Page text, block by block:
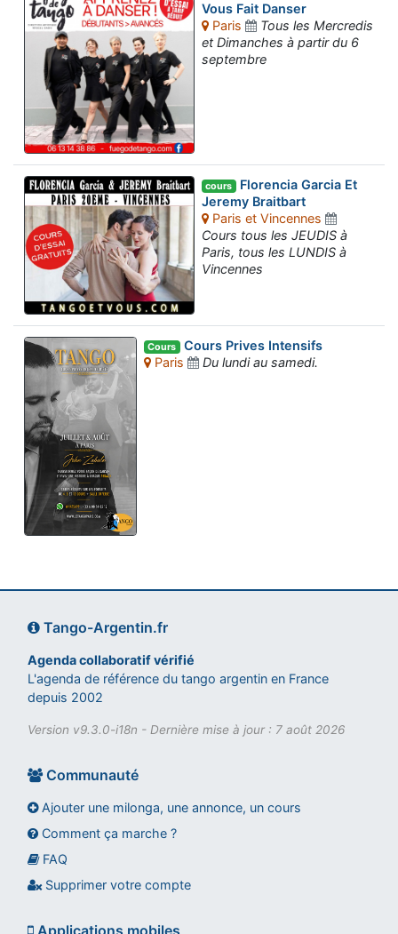
Vous Fait Danser
Paris
Tous les Mercredis
et Dimanches à partir du 6
septembre
cours Florencia Garcia Et
Jeremy Braitbart
Paris et Vincennes
Cours tous les JEUDIS à
Paris, tous les LUNDIS à
Vincennes
Cours Cours Prives Intensifs
Paris
Du lundi au samedi.
Tango-Argentin.fr
Agenda collaboratif vérifié
L'agenda de référence du tango argentin en France
depuis 2002
Version v9.3.0-i18n - Dernière mise à jour : 7 août 2026
Communauté
Ajouter une milonga, une annonce, un cours
Comment ça marche ?
FAQ
Supprimer votre compte
Applications mobiles
Assistant tango-argentin.fr
Questions sur les milongas, cours et stages